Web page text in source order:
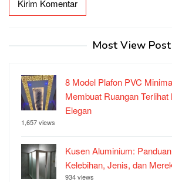
Most View Post
8 Model Plafon PVC
Membuat Ruangan Terlihat
Elegan
1,657 views
Kusen Aluminium:
Kelebihan, Jenis, dan
934 views